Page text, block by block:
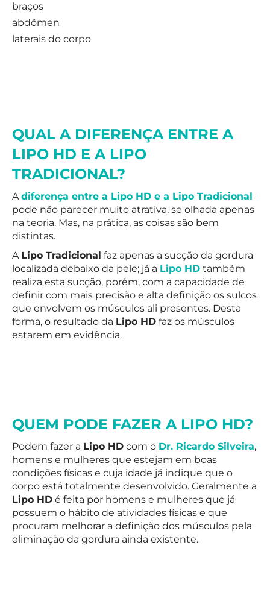
braços
abdômen
laterais do corpo
QUAL A DIFERENÇA ENTRE A
LIPO HD E A LIPO
TRADICIONAL?
Adiferença entre a Lipo HD e a Lipo Tradicional
pode não parecer muito atrativa, se olhada apenas
na teoria. Mas, na prática, as coisas são bem
distintas.
A Lipo Tradicional faz apenas a sucção da gordura
localizada debaixo da pele; já a Lipo HD também
realiza esta sucção, porém, com a capacidade de
definir com mais precisão e alta definição os sulcos
que envolvem os músculos ali presentes. Desta
forma, o resultado da Lipo HD faz os músculos
estarem em evidência.
QUEM PODE FAZER A LIPO HD?
Podem fazer a Lipo HD com o Dr. Ricardo Silveira,
homens e mulheres que estejam em boas
condições físicas e cuja idade já indique que o
corpo está totalmente desenvolvido. Geralmente a
Lipo HD é feita por homens e mulheres que já
possuem o hábito de atividades físicas e que
procuram melhorar a definição dos músculos pela
eliminação da gordura ainda existente.